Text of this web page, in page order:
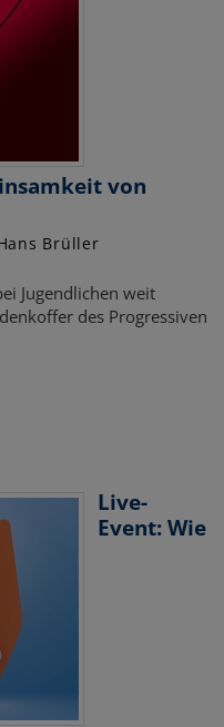
von
Brüller
Jugendlichen weit
des Progressiven
Live-
Event: Wie